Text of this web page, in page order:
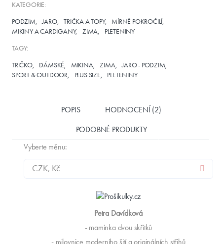
KATEGORIE:
PODZIM JARO TRIČKA A TOPY
MÍRNĚ POKROČILÍ
MIKINY A CARDIGANY
ZIMA PLETENINY
TAGY:
TRIČKO DÁMSKÉ MIKINA ZIMA
JARO - PODZIM
SPORT & OUTDOOR
PLUS SIZE PLETENINY
POPIS HODNOCENÍ (2)
PODOBNÉ PRODUKTY
Vyberte měnu:
Petra Davídková
- maminka dvou skřítků
- milovnice moderního šití a originálních střihů